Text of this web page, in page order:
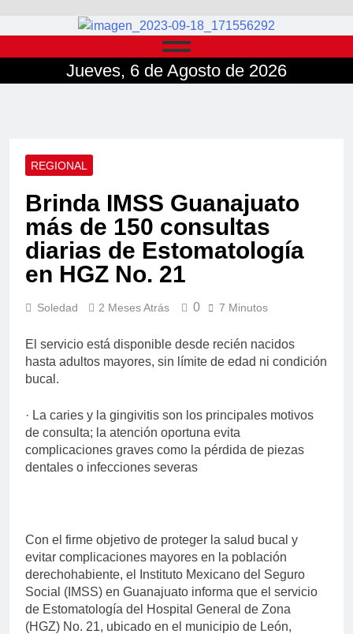
Jueves, 6 de Agosto de 2026
REGIONAL
Brinda IMSS Guanajuato
más de 150 consultas
diarias de Estomatología
en HGZ No. 21
Soledad 2 Meses Atrás 0 7 Minutos
El servicio está disponible desde recién nacidos
hasta adultos mayores, sin límite de edad ni condición
bucal.
· La caries y la gingivitis son los principales motivos
de consulta; la atención oportuna evita
complicaciones graves como la pérdida de piezas
dentales o infecciones severas
Con el firme objetivo de proteger la salud bucal y
evitar complicaciones mayores en la población
derechohabiente, el Instituto Mexicano del Seguro
Social (IMSS) en Guanajuato informa que el servicio
de Estomatología del Hospital General de Zona
(HGZ) No. 21, ubicado en el municipio de León,